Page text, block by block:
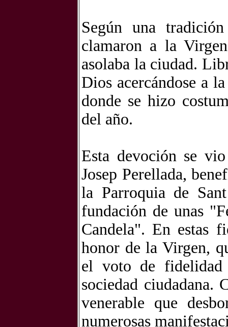
Según una
clamaron a la
asolaba la ciudad.
Dios acercándose a
donde se hizo
del año.
Esta devoción se
Josep Perellada,
la Parroquia de
fundación de unas
Candela". En estas
honor de la Virgen,
el voto de
sociedad ciudadana.
venerable que
numerosas